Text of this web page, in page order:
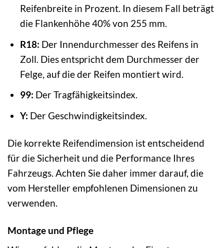
Reifenbreite in Prozent. In diesem Fall beträgt
die Flankenhöhe 40% von 255 mm.
R18: Der Innendurchmesser des Reifens in
Zoll. Dies entspricht dem Durchmesser der
Felge, auf die der Reifen montiert wird.
99: Der Tragfähigkeitsindex.
Y: Der Geschwindigkeitsindex.
Die korrekte Reifendimension ist entscheidend
für die Sicherheit und die Performance Ihres
Fahrzeugs. Achten Sie daher immer darauf, die
vom Hersteller empfohlenen Dimensionen zu
verwenden.
Montage und Pflege